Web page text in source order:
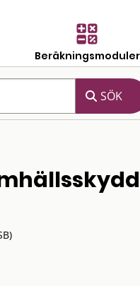
Beräkningsmoduler